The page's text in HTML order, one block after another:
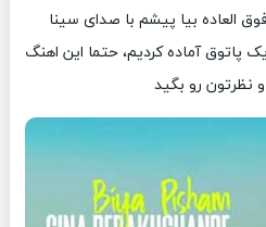
فوق العاده بیا پیشم با صدای سینا
پاتوق آماده کردیم، حتما این اهنگ
نظرتون رو بگید